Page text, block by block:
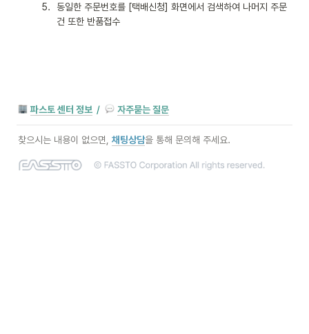
5.
동일한 주문번호를 [택배신청] 화면에서 검색하여 나머지 주문
건 또한 반품접수
파스토 센터 정보 / 자주묻는 질문
찾으시는 내용이 없으면, 채팅상담을 통해 문의해 주세요.